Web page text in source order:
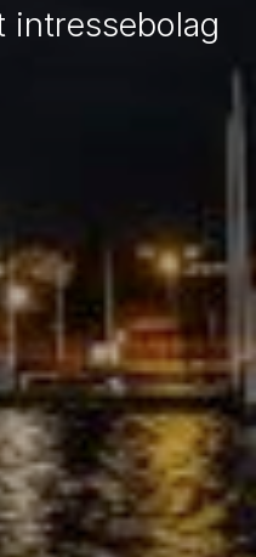
intressebolag